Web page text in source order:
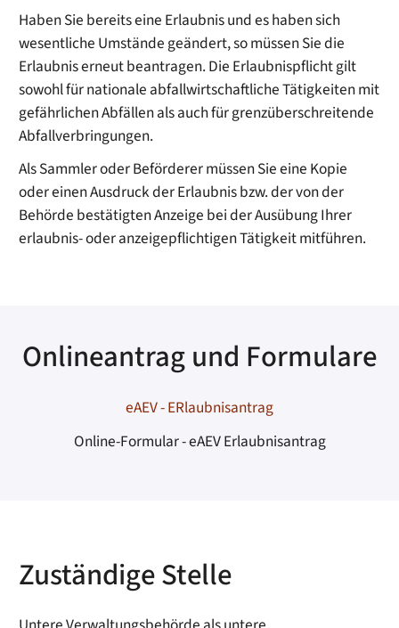
Haben Sie bereits eine Erlaubnis und es haben sich
wesentliche Umstände geändert, so müssen Sie die
Erlaubnis erneut beantragen. Die Erlaubnispflicht gilt
sowohl für nationale abfallwirtschaftliche Tätigkeiten mit
gefährlichen Abfällen als auch für grenzüberschreitende
Abfallverbringungen.
Als Sammler oder Beförderer müssen Sie eine Kopie
oder einen Ausdruck der Erlaubnis bzw. der von der
Behörde bestätigten Anzeige bei der Ausübung Ihrer
erlaubnis- oder anzeigepflichtigen Tätigkeit mitführen.
Onlineantrag und Formulare
eAEV - ERlaubnisantrag
Online-Formular - eAEV Erlaubnisantrag
Zuständige Stelle